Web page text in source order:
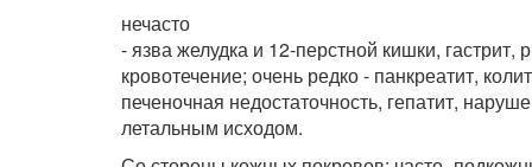
нечасто
- язва желудка и 12-перстной кишки,
кровотечение; очень редко - панкреатит,
печеночная недостаточность, гепатит,
летальным исходом.